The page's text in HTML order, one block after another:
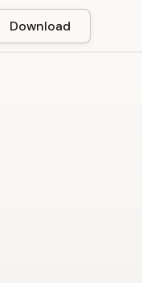
Download